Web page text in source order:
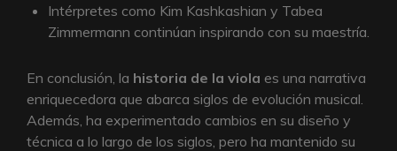
Intérpretes como Kim Kashkashian y Tabea
Zimmermann continúan inspirando con su maestría.
En conclusión, la historia de la viola es una narrativa
enriquecedora que abarca siglos de evolución musical.
Además, ha experimentado cambios en su diseño y
técnica a lo largo de los siglos, pero ha mantenido su